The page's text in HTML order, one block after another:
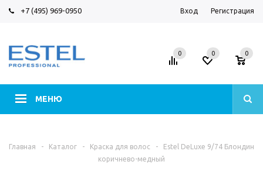
+7 (495) 969-0950 Вход Регистрация
МЕНЮ
0 0 0
Главная - Каталог - Краска для волос -
Estel DeLuxe 9/74 Блондин
коричнево-медный